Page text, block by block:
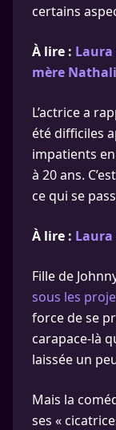
certains
À lire : Laura
mère
L’actrice a
été difficiles
impatients
à 20 ans.
ce qui se
À lire :
Fille de
sous les
force de se
carapace-là
laissée un
Mais la
ses «